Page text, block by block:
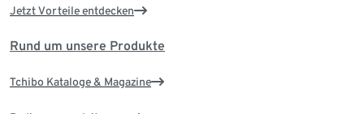
Jetzt Vorteile entdecken
Rund um unsere Produkte
Tchibo Kataloge & Magazine